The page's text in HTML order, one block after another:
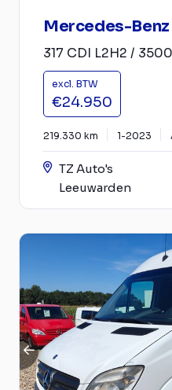
Mercedes-
317 CDI L2H2 /
excl. BTW
€24.950
219.330 km 1-2023
TZ Auto's
Leeuwarden